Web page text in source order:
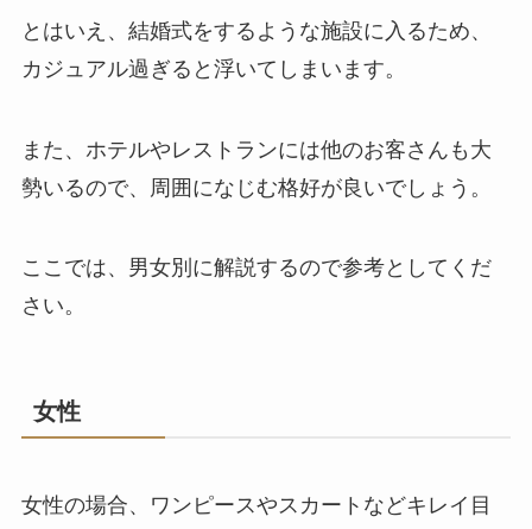
とはいえ、結婚式をするような施設に入るため、
カジュアル過ぎると浮いてしまいます。
また、ホテルやレストランには他のお客さんも大
勢いるので、周囲になじむ格好が良いでしょう。
ここでは、男女別に解説するので参考としてくだ
さい。
女性
女性の場合、ワンピースやスカートなどキレイ目